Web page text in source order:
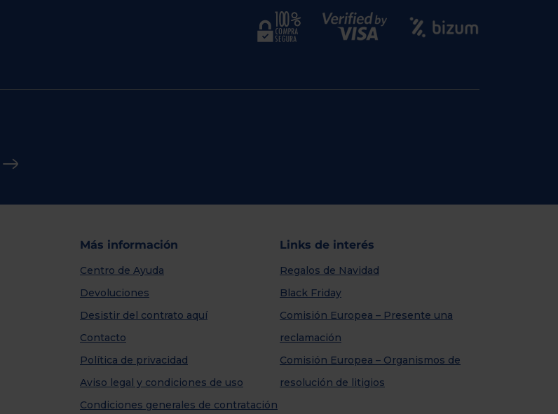
Más información
Centro de Ayuda
Devoluciones
Desistir del contrato aquí
Contacto
Política de privacidad
Aviso legal y condiciones de uso
Condiciones generales de contratación
Links de interés
Regalos de Navidad
Black Friday
Comisión Europea – Presente una
reclamación
Comisión Europea – Organismos de
resolución de litigios